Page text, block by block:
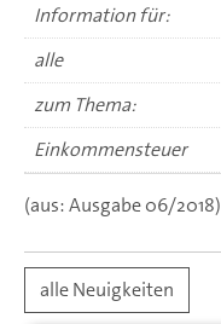
Information für:
alle
zum Thema:
Einkommensteuer
(aus: Ausgabe 06/2018)
alle Neuigkeiten